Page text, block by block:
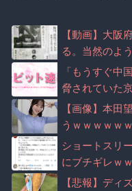
【動画】大阪
る。当然のよ
「もうすぐ中
脅されていた
マナー注意で
【画像】本田
うｗｗｗｗｗ
ショートスリ
にブチギレｗ
【悲報】ディ